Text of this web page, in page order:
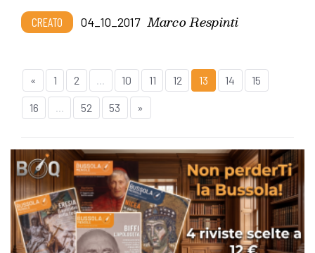
CREATO 04_10_2017 Marco Respinti
« 1 2 ... 10 11 12 13 14 15
16 ... 52 53 »